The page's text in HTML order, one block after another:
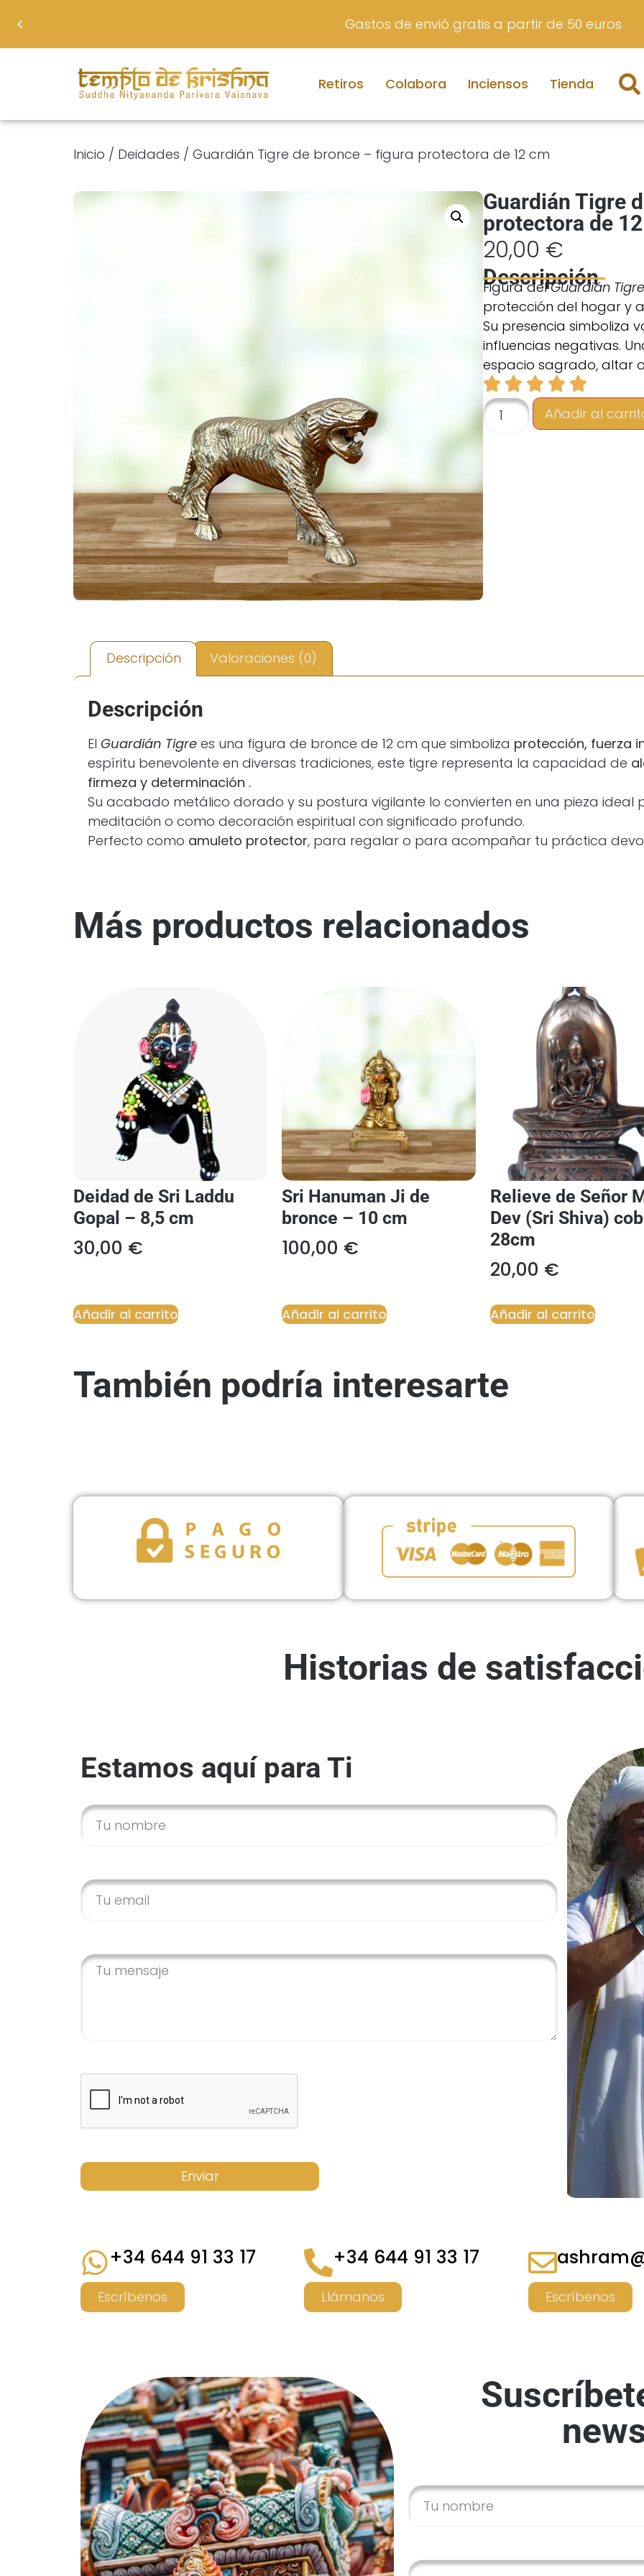
Haz tu retiro de Bhakti Yoga
Retiros Colabora Inciensos Tienda
Inicio / Deidades / Guardián Tigre de bronce – figura protectora de 12 cm
Guardián Tigre
protectora de
20,00 €
Descripción
Figura delGuardián Tigre
protección del hogar y
Su presencia simboliza
influencias negativas.
espacio sagrado, altar
Añadir al
Descripción Valoraciones (0)
Descripción
El Guardián Tigre es una figura de bronce de 12 cm que simboliza protección, fuerza
espíritu benevolente en diversas tradiciones, este tigre representa la capacidad de
firmeza y determinación .
Su acabado metálico dorado y su postura vigilante lo convierten en una pieza ideal
meditación o como decoración espiritual con significado profundo.
Perfecto como amuleto protector, para regalar o para acompañar tu práctica
Más productos relacionados
Deidad de Sri Laddu
Gopal – 8,5 cm
30,00 €
Añadir al carrito
Sri Hanuman Ji de
bronce – 10 cm
100,00 €
Añadir al carrito
Relieve de Señor
Dev (Sri Shiva)
28cm
20,00 €
Añadir al carrito
También podría interesarte
Historias de
Estamos aquí para Ti
Enviar
+34 644 91 33 17
Escríbenos
+34 644 91 33 17
Llámanos Escríbenos